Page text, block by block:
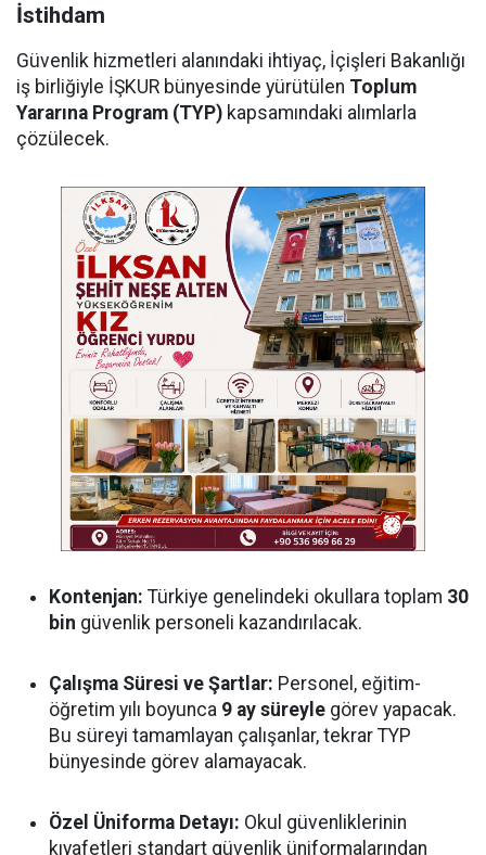
İstihdam
Güvenlik hizmetleri alanındaki ihtiyaç, İçişleri Bakanlığı
iş birliğiyle İŞKUR bünyesinde yürütülen Toplum
Yararına Program (TYP) kapsamındaki alımlarla
çözülecek.
Kontenjan: Türkiye genelindeki okullara toplam 30
bin güvenlik personeli kazandırılacak.
Çalışma Süresi ve Şartlar: Personel, eğitim-
öğretim yılı boyunca 9 ay süreyle görev yapacak.
Bu süreyi tamamlayan çalışanlar, tekrar TYP
bünyesinde görev alamayacak.
Özel Üniforma Detayı: Okul güvenliklerinin
kıyafetleri standart güvenlik üniformalarından